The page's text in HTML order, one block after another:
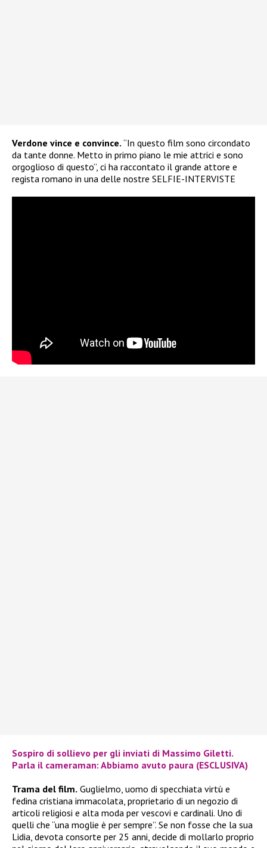
Verdone vince e convince. “In questo film sono circondato
da tante donne. Metto in primo piano le mie attrici e sono
orgoglioso di questo”, ci ha raccontato il grande attore e
regista romano in una delle nostre SELFIE-INTERVISTE
Sospiro di sollievo per gli inviati di Massimo Giletti.
Parla il cameraman: Abbiamo avuto paura (ESCLUSIVA)
Trama del film. Guglielmo, uomo di specchiata virtù e
fedina cristiana immacolata, proprietario di un negozio di
articoli religiosi e alta moda per vescovi e cardinali. Uno di
quelli che “una moglie è per sempre”. Se non fosse che la sua
Lidia, devota consorte per 25 anni, decide di mollarlo proprio